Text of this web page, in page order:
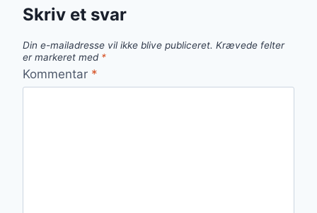
Skriv et svar
Din e-mailadresse vil ikke blive publiceret. Krævede felter
er markeret med *
Kommentar *